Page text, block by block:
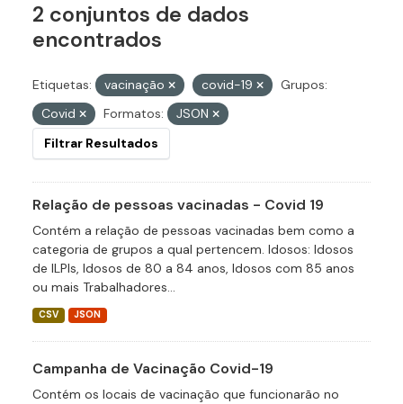
2 conjuntos de dados
encontrados
Etiquetas: vacinação covid-19
Grupos:
Covid
Formatos:
JSON
Filtrar Resultados
Relação de pessoas vacinadas - Covid 19
Contém a relação de pessoas vacinadas bem como a
categoria de grupos a qual pertencem. Idosos: Idosos
de ILPIs, Idosos de 80 a 84 anos, Idosos com 85 anos
ou mais Trabalhadores...
CSV JSON
Campanha de Vacinação Covid-19
Contém os locais de vacinação que funcionarão no